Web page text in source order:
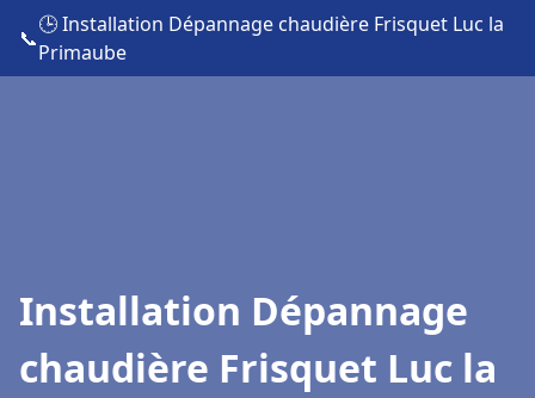
📞
🕒 Installation Dépannage chaudière Frisquet Luc la
Primaube
Installation Dépannage
chaudière Frisquet Luc la